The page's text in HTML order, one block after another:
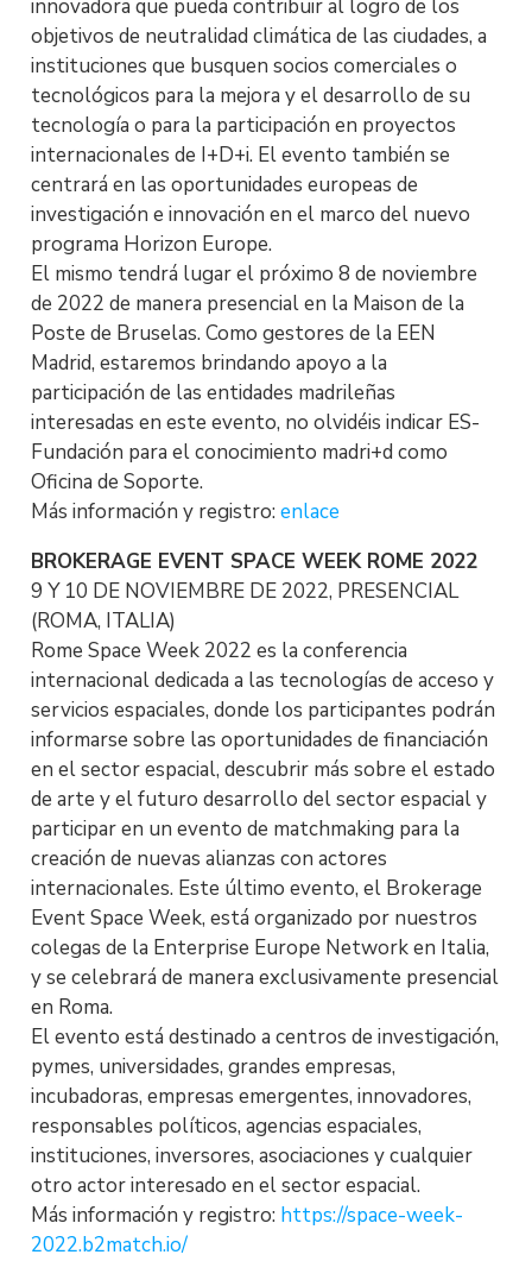
innovadora que pueda contribuir al logro de los
objetivos de neutralidad climática de las ciudades, a
instituciones que busquen socios comerciales o
tecnológicos para la mejora y el desarrollo de su
tecnología o para la participación en proyectos
internacionales de I+D+i. El evento también se
centrará en las oportunidades europeas de
investigación e innovación en el marco del nuevo
programa Horizon Europe.
El mismo tendrá lugar el próximo 8 de noviembre
de 2022 de manera presencial en la Maison de la
Poste de Bruselas. Como gestores de la EEN
Madrid, estaremos brindando apoyo a la
participación de las entidades madrileñas
interesadas en este evento, no olvidéis indicar ES-
Fundación para el conocimiento madri+d como
Oficina de Soporte.
Más información y registro: enlace
BROKERAGE EVENT SPACE WEEK ROME 2022
9 Y 10 DE NOVIEMBRE DE 2022, PRESENCIAL
(ROMA, ITALIA)
Rome Space Week 2022 es la conferencia
internacional dedicada a las tecnologías de acceso y
servicios espaciales, donde los participantes podrán
informarse sobre las oportunidades de financiación
en el sector espacial, descubrir más sobre el estado
de arte y el futuro desarrollo del sector espacial y
participar en un evento de matchmaking para la
creación de nuevas alianzas con actores
internacionales. Este último evento, el Brokerage
Event Space Week, está organizado por nuestros
colegas de la Enterprise Europe Network en Italia,
y se celebrará de manera exclusivamente presencial
en Roma.
El evento está destinado a centros de investigación,
pymes, universidades, grandes empresas,
incubadoras, empresas emergentes, innovadores,
responsables políticos, agencias espaciales,
instituciones, inversores, asociaciones y cualquier
otro actor interesado en el sector espacial.
Más información y registro: https://space-week-
2022.b2match.io/